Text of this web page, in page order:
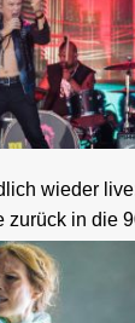
wieder
zurück in die